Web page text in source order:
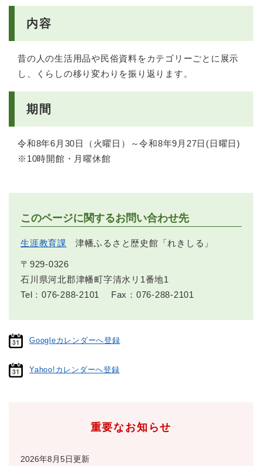
内容
昔の人の生活用品や民俗資料をカテゴリーごとに展示
し、くらしの移り変わりを振り返ります。
期間
令和8年6月30日（火曜日）～令和8年9月27日(日曜日)
※10時開館・月曜休館
このページに関するお問い合わせ先
生涯教育課 津幡ふるさと歴史館「れきしる」
〒929-0326
石川県河北郡津幡町字清水リ1番地1
Tel：076-288-2101
Fax：076-288-2101
Googleカレンダーへ登録
Yahoo!カレンダーへ登録
重要なお知らせ
2026年8月5日更新